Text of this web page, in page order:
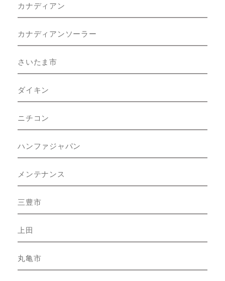
カナディアン
カナディアンソーラー
さいたま市
ダイキン
ニチコン
ハンファジャパン
メンテナンス
三豊市
上田
丸亀市